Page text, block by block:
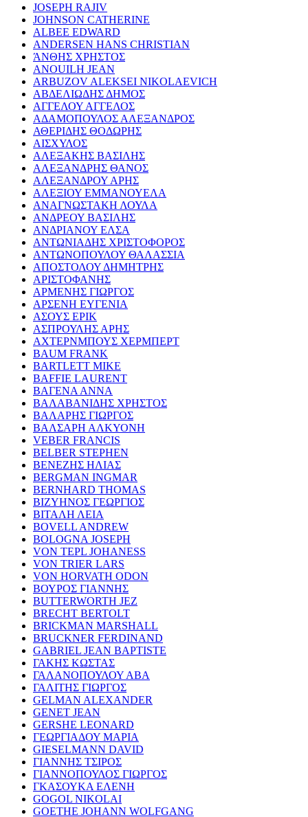
JOSEPH RAJIV
JOHNSON CATHERINE
ALBEE EDWARD
ANDERSEN HANS CHRISTIAN
ΆΝΘΗΣ ΧΡΗΣΤΟΣ
ANOUILH JEAN
ARBUZOV ALEKSEI NIKOLAEVICH
ΑΒΔΕΛΙΩΔΗΣ ΔΗΜΟΣ
ΑΓΓΕΛΟΥ ΑΓΓΕΛΟΣ
ΑΔΑΜΟΠΟΥΛΟΣ ΑΛΕΞΑΝΔΡΟΣ
ΑΘΕΡΙΔΗΣ ΘΟΔΩΡΗΣ
ΑΙΣΧΥΛΟΣ
ΑΛΕΞΑΚΗΣ ΒΑΣΙΛΗΣ
ΑΛΕΞΑΝΔΡΗΣ ΘΑΝΟΣ
ΑΛΕΞΑΝΔΡΟΥ ΑΡΗΣ
ΑΛΕΞΙΟΥ ΕΜΜΑΝΟΥΕΛΑ
ΑΝΑΓΝΩΣΤΑΚΗ ΛΟΥΛΑ
ΑΝΔΡΕΟΥ ΒΑΣΙΛΗΣ
ΑΝΔΡΙΑΝΟΥ ΕΛΣΑ
ΑΝΤΩΝΙΑΔΗΣ ΧΡΙΣΤΟΦΟΡΟΣ
ΑΝΤΩΝΟΠΟΥΛΟΥ ΘΑΛΑΣΣΙΑ
ΑΠΟΣΤΟΛΟΥ ΔΗΜΗΤΡΗΣ
ΑΡΙΣΤΟΦΑΝΗΣ
ΑΡΜΕΝΗΣ ΓΙΩΡΓΟΣ
ΑΡΣΕΝΗ ΕΥΓΕΝΙΑ
ΑΣΟΥΣ ΕΡΙΚ
ΑΣΠΡΟΥΛΗΣ ΑΡΗΣ
ΑΧΤΕΡΝΜΠΟΥΣ ΧΕΡΜΠΕΡΤ
BAUM FRANK
BARTLETT MIKE
BAFFIE LAURENT
ΒΑΓΕΝΑ ΑΝΝΑ
ΒΑΛΑΒΑΝΙΔΗΣ ΧΡΗΣΤΟΣ
ΒΑΛΑΡΗΣ ΓΙΩΡΓΟΣ
ΒΑΛΣΑΡΗ ΑΛΚΥΟΝΗ
VEBER FRANCIS
BELBER STEPHEN
ΒΕΝΕΖΗΣ ΗΛΙΑΣ
BERGMAN INGMAR
BERNHARD THOMAS
ΒΙΖΥΗΝΟΣ ΓΕΩΡΓΙΟΣ
ΒΙΤΑΛΗ ΛΕΙΑ
BOVELL ANDREW
BOLOGNA JOSEPH
VON TEPL JOHANESS
VON TRIER LARS
VON HORVATH ODON
ΒΟΥΡΟΣ ΓΙΑΝΝΗΣ
BUTTERWORTH JEZ
BRECHT BERTOLT
BRICKMAN MARSHALL
BRUCKNER FERDINAND
GABRIEL JEAN BAPTISTE
ΓΑΚΗΣ ΚΩΣΤΑΣ
ΓΑΛΑΝΟΠΟΥΛΟΥ ΑΒΑ
ΓΑΛΙΤΗΣ ΓΙΩΡΓΟΣ
GELMAN ALEXANDER
GENET JEAN
GERSHE LEONARD
ΓΕΩΡΓΙΑΔΟΥ ΜΑΡΙΑ
GIESELMANN DAVID
ΓΙΑΝΝΗΣ ΤΣΙΡΟΣ
ΓΙΑΝΝΟΠΟΥΛΟΣ ΓΙΩΡΓΟΣ
ΓΚΑΣΟΥΚΑ ΕΛΕΝΗ
GOGOL NIKOLAI
GOETHE JOHANN WOLFGANG